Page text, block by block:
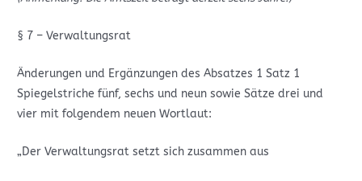
§ 7 – Verwaltungsrat
Änderungen und Ergänzungen des Absatzes 1 Satz 1
Spiegelstriche fünf, sechs und neun sowie Sätze drei und
vier mit folgendem neuen Wortlaut:
„Der Verwaltungsrat setzt sich zusammen aus